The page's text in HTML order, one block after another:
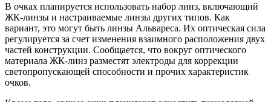
В очках планируется использовать набор линз, включающий
ЖК-линзы и настраиваемые линзы других типов. Как
вариант, это могут быть линзы Альвареса. Их оптическая сила
регулируется за счет изменения взаимного расположения двух
частей конструкции. Сообщается, что вокруг оптического
материала ЖК-линз разместят электроды для коррекции
светопропускающей способности и прочих характеристик
очков.